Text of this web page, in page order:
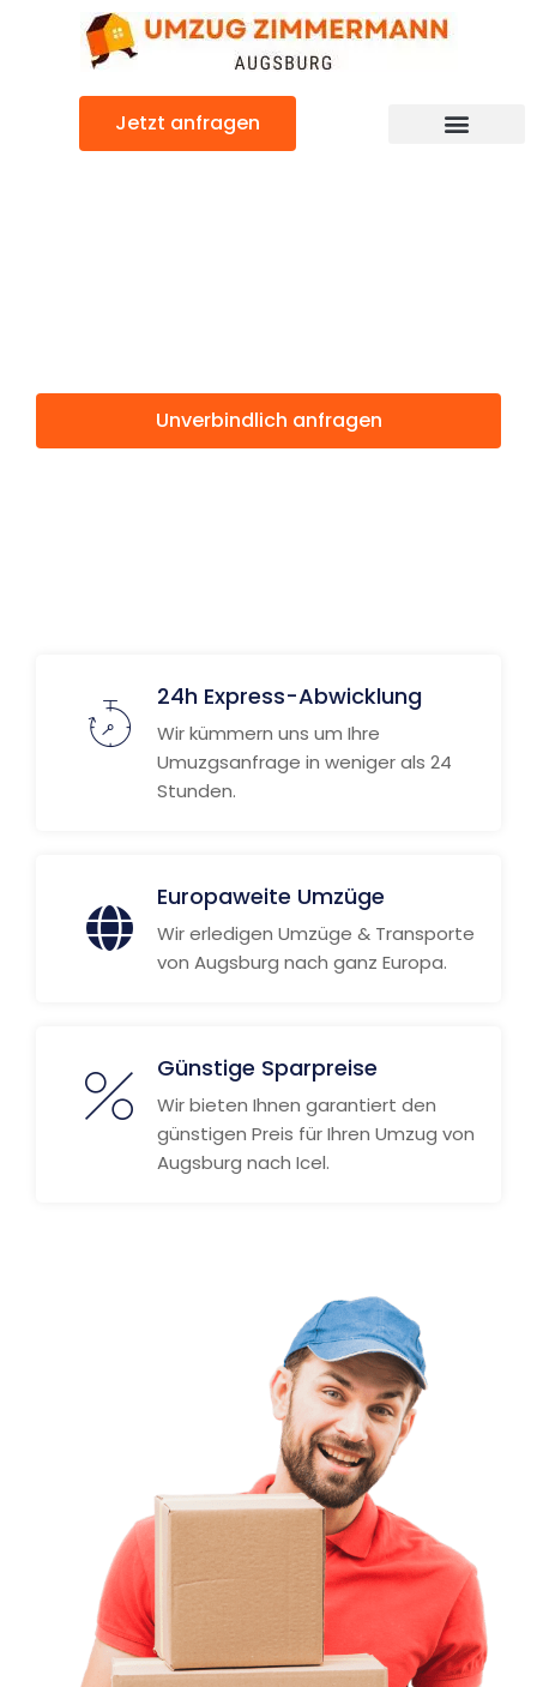
Jetzt anfragen
Unverbindlich anfragen
24h Express-Abwicklung
Wir kümmern uns um Ihre
Umuzgsanfrage in weniger als 24
Stunden.
Europaweite Umzüge
Wir erledigen Umzüge & Transporte
von Augsburg nach ganz Europa.
Günstige Sparpreise
Wir bieten Ihnen garantiert den
günstigen Preis für Ihren Umzug von
Augsburg nach Icel.